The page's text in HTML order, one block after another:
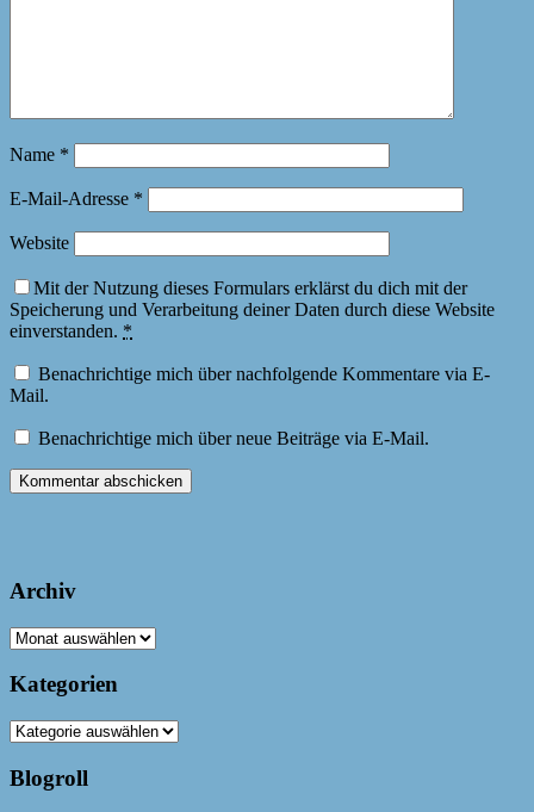
Name *
E-Mail-Adresse *
Website
Mit der Nutzung dieses Formulars erklärst du dich mit der
Speicherung und Verarbeitung deiner Daten durch diese Website
einverstanden. *
Benachrichtige mich über nachfolgende Kommentare via E-
Mail.
Benachrichtige mich über neue Beiträge via E-Mail.
Archiv
Archiv
Kategorien
Kategorien
Blogroll